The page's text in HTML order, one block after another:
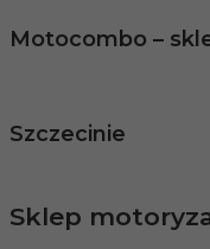
Motocombo –
Szczecinie
Sklep